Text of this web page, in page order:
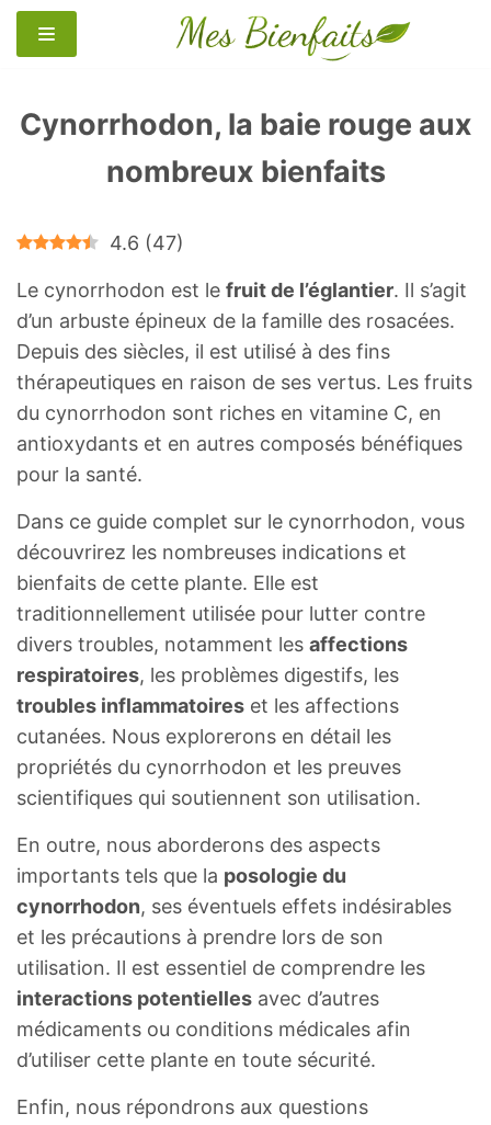
Aller
au
Cynorrhodon, la baie rouge aux
nombreux bienfaits
4.6 (47)
Le cynorrhodon est le fruit de l’églantier. Il s’agit
d’un arbuste épineux de la famille des rosacées.
Depuis des siècles, il est utilisé à des fins
thérapeutiques en raison de ses vertus. Les fruits
du cynorrhodon sont riches en vitamine C, en
antioxydants et en autres composés bénéfiques
pour la santé.
Dans ce guide complet sur le cynorrhodon, vous
découvrirez les nombreuses indications et
bienfaits de cette plante. Elle est
traditionnellement utilisée pour lutter contre
divers troubles, notamment les affections
respiratoires, les problèmes digestifs, les
troubles inflammatoires et les affections
cutanées. Nous explorerons en détail les
propriétés du cynorrhodon et les preuves
scientifiques qui soutiennent son utilisation.
En outre, nous aborderons des aspects
importants tels que la posologie du
cynorrhodon, ses éventuels effets indésirables
et les précautions à prendre lors de son
utilisation. Il est essentiel de comprendre les
interactions potentielles avec d’autres
médicaments ou conditions médicales afin
d’utiliser cette plante en toute sécurité.
Enfin, nous répondrons aux questions